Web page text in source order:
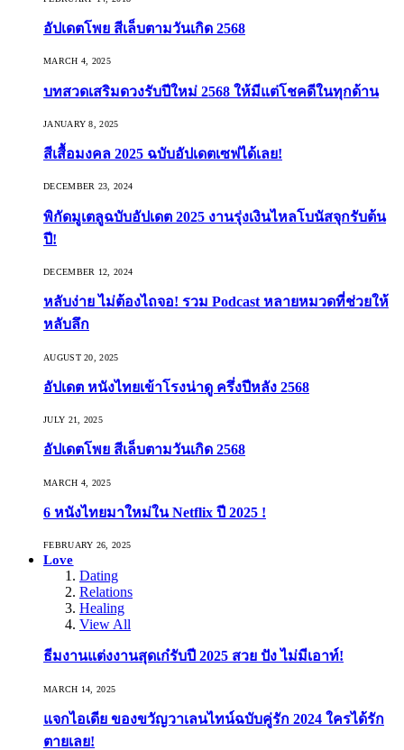
อัปเดตโพย สีเล็บตามวันเกิด 2568
MARCH 4, 2025
บทสวดเสริมดวงรับปีใหม่ 2568 ให้มีแต่โชคดีในทุกด้าน
JANUARY 8, 2025
สีเสื้อมงคล 2025 ฉบับอัปเดตเซฟได้เลย!
DECEMBER 23, 2024
พิกัดมูเตลูฉบับอัปเดต 2025 งานรุ่งเงินไหลโบนัสจุกรับต้น
ปี!
DECEMBER 12, 2024
หลับง่าย ไม่ต้องไถจอ! รวม Podcast หลายหมวดที่ช่วยให้
หลับลึก
AUGUST 20, 2025
อัปเดต หนังไทยเข้าโรงน่าดู ครึ่งปีหลัง 2568
JULY 21, 2025
อัปเดตโพย สีเล็บตามวันเกิด 2568
MARCH 4, 2025
6 หนังไทยมาใหม่ใน Netflix ปี 2025 !
FEBRUARY 26, 2025
Love
Dating
Relations
Healing
View All
ธีมงานแต่งงานสุดเก๋รับปี 2025 สวย ปัง ไม่มีเอาท์!
MARCH 14, 2025
แจกไอเดีย ของขวัญวาเลนไทน์ฉบับคู่รัก 2024 ใครได้รัก
ตายเลย!